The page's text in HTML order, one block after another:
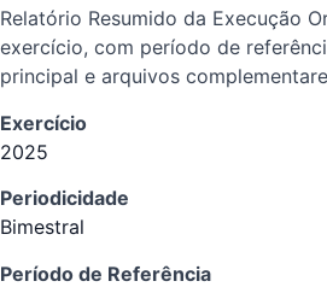
Relatório Resumido da Execução
exercício, com período de
principal e arquivos
Exercício
2025
Periodicidade
Bimestral
Período de Referência